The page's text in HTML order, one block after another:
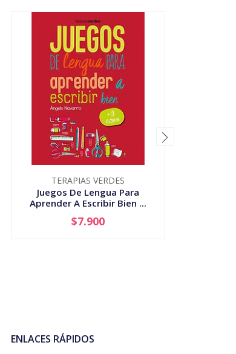
TERAPIAS VERDES
Juegos De Lengua Para
Aprender A Escribir Bien ...
+
$7.900
ENLACES RÁPIDOS